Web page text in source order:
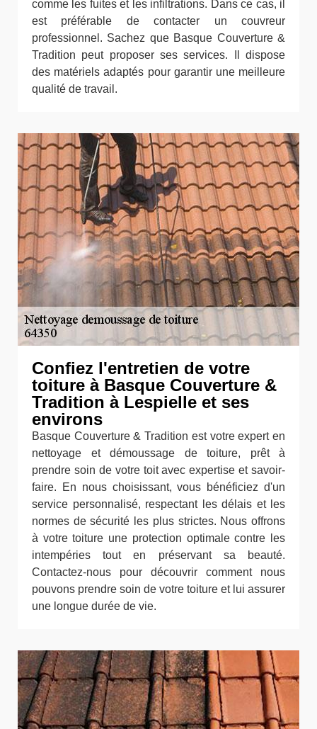
comme les fuites et les infiltrations. Dans ce cas, il
est préférable de contacter un couvreur
professionnel. Sachez que Basque Couverture &
Tradition peut proposer ses services. Il dispose
des matériels adaptés pour garantir une meilleure
qualité de travail.
Confiez l'entretien de votre
toiture à Basque Couverture &
Tradition à Lespielle et ses
environs
Basque Couverture & Tradition est votre expert en
nettoyage et démoussage de toiture, prêt à
prendre soin de votre toit avec expertise et savoir-
faire. En nous choisissant, vous bénéficiez d'un
service personnalisé, respectant les délais et les
normes de sécurité les plus strictes. Nous offrons
à votre toiture une protection optimale contre les
intempéries tout en préservant sa beauté.
Contactez-nous pour découvrir comment nous
pouvons prendre soin de votre toiture et lui assurer
une longue durée de vie.